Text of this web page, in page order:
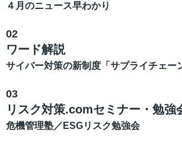
４月のニュース早わかり
02
ワード解説
サイバー対策の新制度「サプライチェー
03
リスク対策.comセミナー・勉強
危機管理塾／ESGリスク勉強会